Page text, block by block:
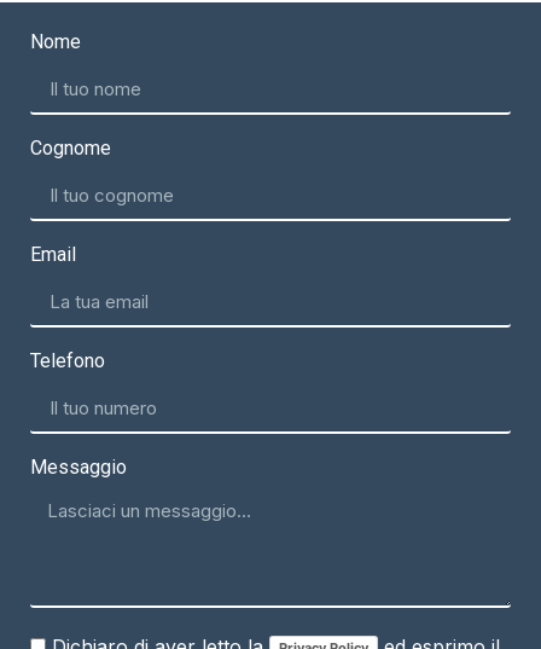
Nome
Cognome
Email
Telefono
Messaggio